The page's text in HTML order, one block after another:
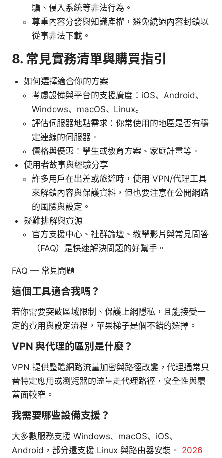
騙、侵入系統等非法行為。
尊重內容分發與知識產權，避免繞過內容封鎖以
從事非法下載。
8. 常見實務清單與購買指引
如何選擇適合你的方案
考慮設備與平台的支援廣度：iOS、Android、
Windows、macOS、Linux。
評估伺服器地點需求：你常使用的地區是否有穩
定連線的伺服器。
價格與優惠：學生或教育方案、家庭計畫等。
使用者故事與經驗分享
許多用戶在出差或旅遊時，使用 VPN/代理工具
來解鎖內容與保護資料，但也要注意在公開網路
的風險與設定。
疑難排解與資源
官方支援中心、社群論壇、教學影片與常見問答
（FAQ）是快速解決問題的好幫手。
FAQ — 常見問題
這個工具適合我嗎？
若你需要突破區域限制、保護上網隱私，且能接受一
定的費用與設定流程，苹果梯子是個不錯的選擇。
VPN 與代理的區別是什麼？
VPN 提供整體網路流量加密與路徑改變，代理通常只
替特定應用或瀏覽器的流量走代理路徑，安全性與覆
蓋面較窄。
我需要哪些設備支援？
大多數服務支援 Windows、macOS、iOS、
Android，部分還支援 Linux 與路由器安裝。 2026